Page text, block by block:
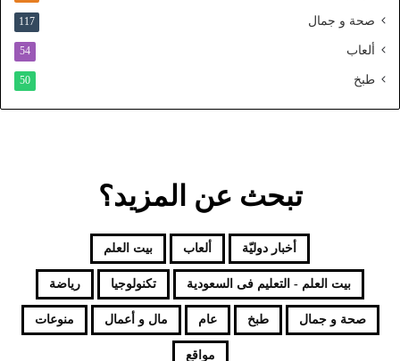
د صحة و جمال 117
ألعاب 54
طبخ 50
تبحث عن المزيد؟
أخبار دوليّة ألعاب بيت العلم
بيت العلم - التعليم فى السعودية تكنولوجيا رياضة
صحة و جمال طبخ عام مال و أعمال منوعات
مواقع